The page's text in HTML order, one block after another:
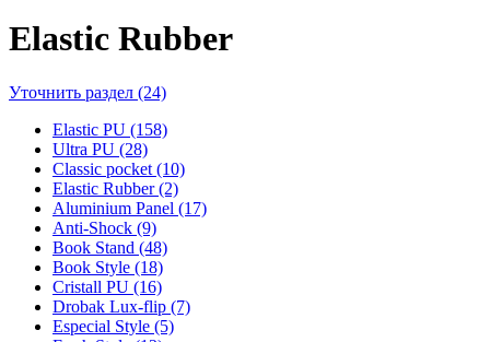
Elastic Rubber
Уточнить раздел (24)
Elastic PU (158)
Ultra PU (28)
Classic pocket (10)
Elastic Rubber (2)
Aluminium Panel (17)
Anti-Shock (9)
Book Stand (48)
Book Style (18)
Cristall PU (16)
Drobak Lux-flip (7)
Especial Style (5)